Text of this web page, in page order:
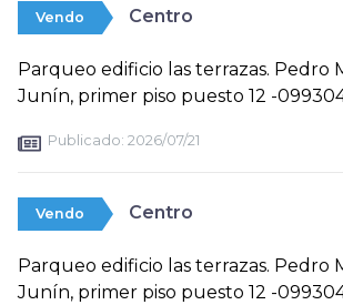
Vendo Centro
Parqueo edificio las terrazas. Pedro
Junín, primer piso puesto 12 -
Publicado: 2026/07/21
Vendo Centro
Parqueo edificio las terrazas. Pedro
Junín, primer piso puesto 12 -